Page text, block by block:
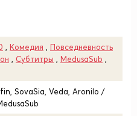
Комедия
Повседневность
Субтитры MedusaSub
SovaSia, Veda, Aronilo /